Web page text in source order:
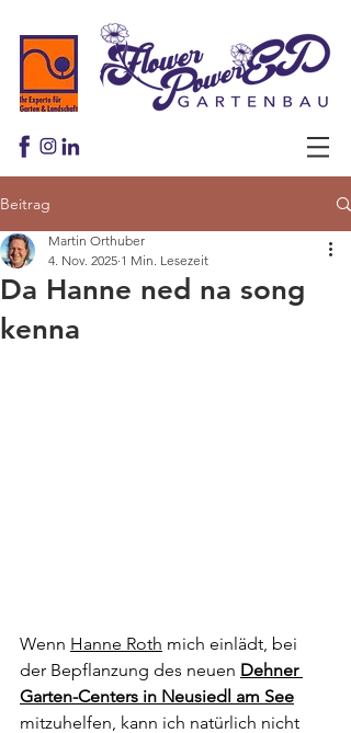
Beitrag
Da Hanne ned na song
kenna
Martin Orthuber
4. Nov. 2025 1 Min. Lesezeit
Wenn Hanne Roth mich einlädt, bei
der Bepflanzung des neuen Dehner
Garten-Centers in Neusiedl am See
mitzuhelfen, kann ich natürlich nicht